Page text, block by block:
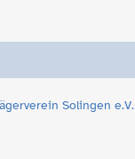
Solingen e.V.